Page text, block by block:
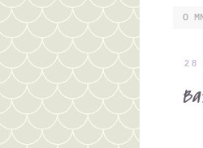
O
28